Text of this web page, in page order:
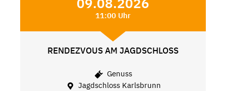
11:00 Uhr
RENDEZVOUS AM JAGDSCHLOSS
Genuss
Jagdschloss Karlsbrunn